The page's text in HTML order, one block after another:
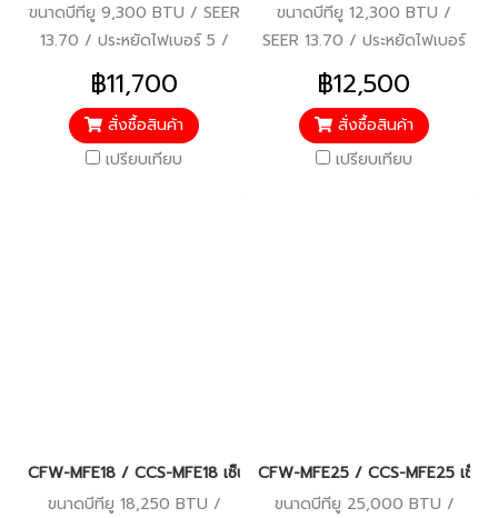
ขนาดบีทียู 9,300 BTU / SEER
13.70 / ประหยัดไฟเบอร์ 5 /
มอก.2134-2533, มอก.1529-
2561 / คอยล์ทองแดง / รับ
ประกันคอมเพรสเซอร์ 10 ปี
อะไหล่ 3 ปี / ราคารวมติดตั้ง
฿11,700
สั่งซื้อสินค้า
เปรียบเทียบ
ขนาดบีทียู 12,300 BTU /
SEER 13.70 / ประหยัดไฟเบอร์
5 / มอก.2134-2533,
มอก.1529-2561 / คอยล์
ทองแดง / รับประกัน
คอมเพรสเซอร์ 10 ปี อะไหล่ 3 ปี
฿12,500
สั่งซื้อสินค้า
เปรียบเทียบ
CFW-MFE18 / CCS-MFE18 เซ็นทรัลแอร์ (CENTRAL AIR) Fixed
ขนาดบีทียู 18,250 BTU /
CFW-MFE25 / CCS-MFE25 เซ็
ขนาดบีทียู 25,000 BTU /